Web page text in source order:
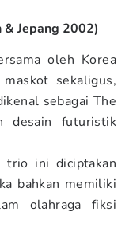
& Jepang 2002)
oleh Korea
sekaligus,
sebagai The
desain futuristik
trio ini diciptakan
bahkan memiliki
olahraga fiksi